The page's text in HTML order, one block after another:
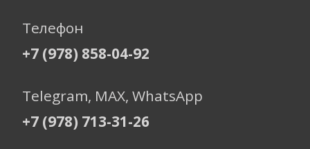
Телефон
+7 (978) 858-04-92
Telegram, МАХ, WhatsApp
+7 (978) 713-31-26